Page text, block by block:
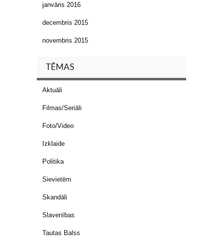
janvāris 2016
decembris 2015
novembris 2015
TĒMAS
Aktuāli
Filmas/Seriāli
Foto/Video
Izklaide
Politika
Sievietēm
Skandāli
Slavenības
Tautas Balss